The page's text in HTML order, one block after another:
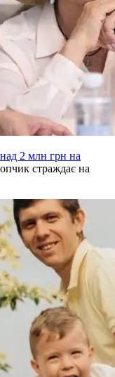
2 млн грн на
страждає на